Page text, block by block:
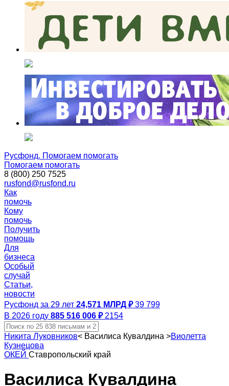
Русфонд. Помогаем помогать
Помогаем помогать
8 (800) 250 7525
rusfond@rusfond.ru
Как
помочь
Кому
помочь
Получить
помощь
Для
бизнеса
Особый
случай
Статьи,
новости
Русфонд за 29 лет 24,571 МЛРД ₽ 39 799
В 2026 году 885 516 006 ₽ 2154
Никита Луковников< Василиса Кувалдина >Виолетта
Кузнецова
ОКЕЙ Ставропольский край
Василиса Кувалдина